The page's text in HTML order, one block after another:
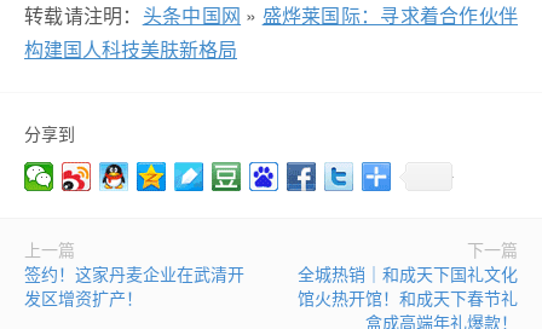
转载请注明： 头条中国网 » 盛烨莱国际：寻求着合作伙伴
构建国人科技美肤新格局
分享到
上一篇
签约！这家丹麦企业在武清开
发区增资扩产！
下一篇
全城热销｜和成天下国礼文化
馆火热开馆！和成天下春节礼
盒成高端年礼爆款！